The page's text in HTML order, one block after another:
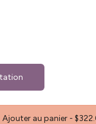
Ajouter au panier -